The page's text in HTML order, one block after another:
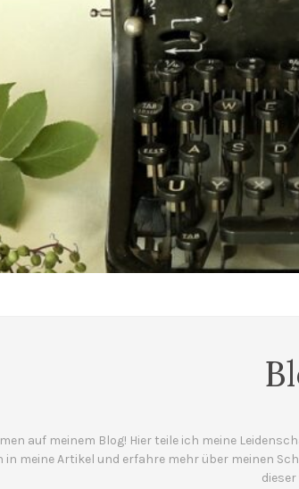
auf meinem Blog! Hier teile ich meine
in meine Artikel und erfahre mehr über meinen